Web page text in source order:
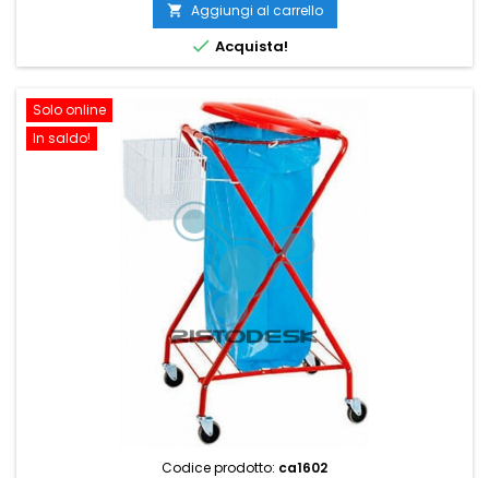
 Aggiungi al carrello
 Acquista!
Solo online
In saldo!
Codice prodotto: ca1602